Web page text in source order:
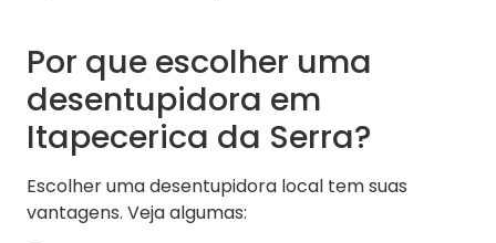
Por que escolher uma
desentupidora em
Itapecerica da Serra?
Escolher uma desentupidora local tem suas
vantagens. Veja algumas: